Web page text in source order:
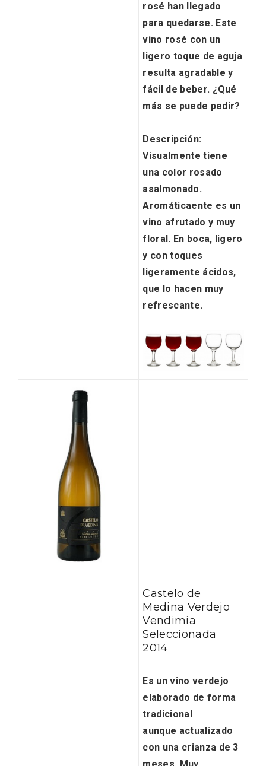
rosé han llegado
para quedarse. Este
vino rosé con un
ligero toque de aguja
resulta agradable y
fácil de beber. ¿Qué
más se puede pedir?
Descripción:
Visualmente tiene
una color rosado
asalmonado.
Aromáticaente es un
vino afrutado y muy
floral. En boca, ligero
y con toques
ligeramente ácidos,
que lo hacen muy
refrescante.
Castelo de
Medina Verdejo
Vendimia
Seleccionada
2014
Es un vino verdejo
elaborado de forma
tradicional
aunque actualizado
con una crianza de 3
Fiesta de Primavera 2026 en la Ruta del
Enoturismo visitando la Bodega Museo
La Olmilla, en Peñafiel
Paseo nocturno por Valladolid